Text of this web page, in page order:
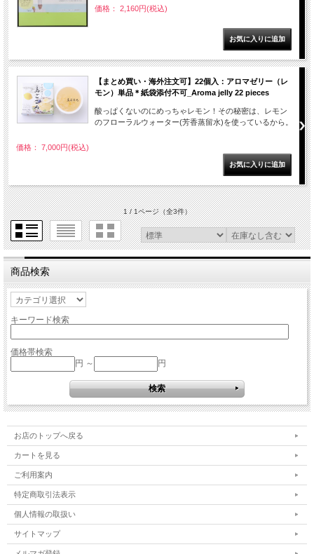
価格： 2,160円(税込)
【まとめ買い・海外注文可】22個入：アロマゼリー（レ
モン）単品＊紙袋添付不可_Aroma jelly 22 pieces
酸っぱくないのにめっちゃレモン！その秘密は、レモン
のフローラルウォーター(芳香蒸留水)を使っているから。
価格： 7,000円(税込)
1 / 1ページ（全3件）
商品検索
キーワード検索
価格帯検索
円 ～
円
お店のトップへ戻る
カートを見る
ご利用案内
特定商取引法表示
個人情報の取扱い
サイトマップ